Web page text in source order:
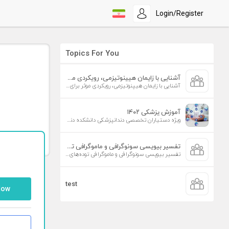
Login/Register
Topics For You
آشنایی با زایمان هیپنوتیزمی، رویکردی موثر برای افزایش تمایل به زایمان طبیعی
آشنایی با زایمان هیپنوتیزمی، رویکردی موثر برای افزایش تمایل به زایمان طبیعی
آموزش پزشکی ۱۴۰۲
ویژه دستیاران تخصصی دندانپزشکی دانشکده دندانپزشکی دانشگاه علوم پزشکی تهران
تفسیر بیوپسی سونوگرافی و ماموگرافی توده‌های پستان
تفسیر بیوپسی سونوگرافی و ماموگرافی توده‌های پستان
test